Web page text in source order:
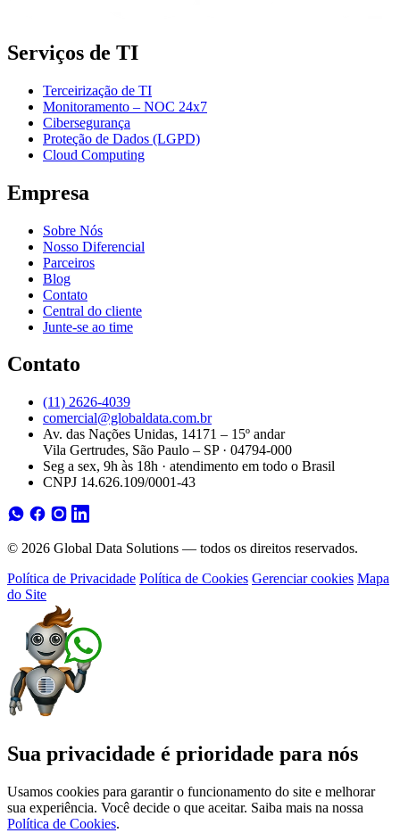
Serviços de TI
Terceirização de TI
Monitoramento – NOC 24x7
Cibersegurança
Proteção de Dados (LGPD)
Cloud Computing
Empresa
Sobre Nós
Nosso Diferencial
Parceiros
Blog
Contato
Central do cliente
Junte-se ao time
Contato
(11) 2626-4039
comercial@globaldata.com.br
Av. das Nações Unidas, 14171 – 15º andar
Vila Gertrudes, São Paulo – SP · 04794-000
Seg a sex, 9h às 18h · atendimento em todo o Brasil
CNPJ 14.626.109/0001-43
© 2026 Global Data Solutions — todos os direitos reservados.
Política de Privacidade Política de Cookies Gerenciar cookies Mapa
do Site
Sua privacidade é prioridade para nós
Usamos cookies para garantir o funcionamento do site e melhorar
sua experiência. Você decide o que aceitar. Saiba mais na nossa
Política de Cookies.